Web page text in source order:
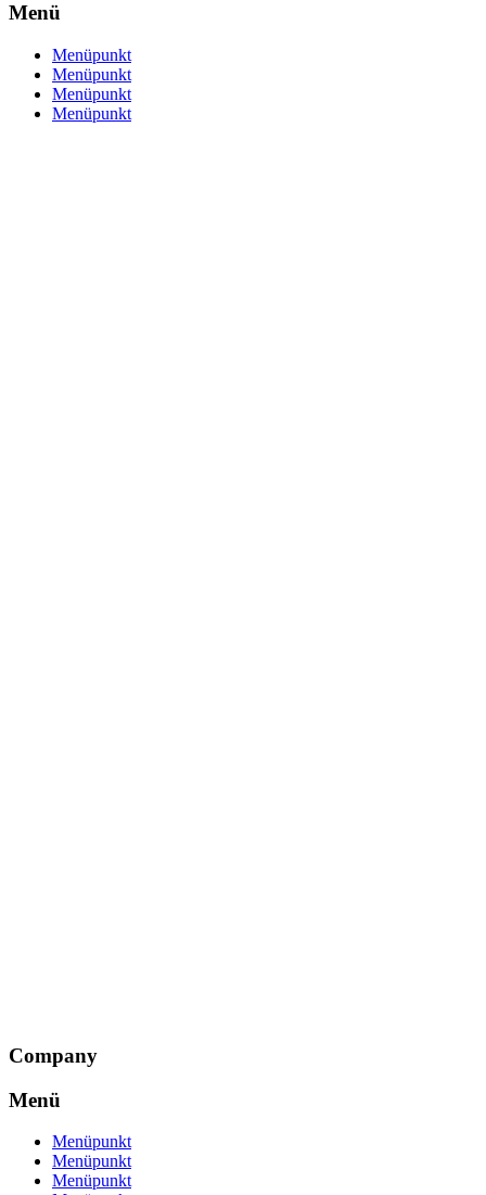
Menü
Menüpunkt
Menüpunkt
Menüpunkt
Menüpunkt
Company
Menü
Menüpunkt
Menüpunkt
Menüpunkt